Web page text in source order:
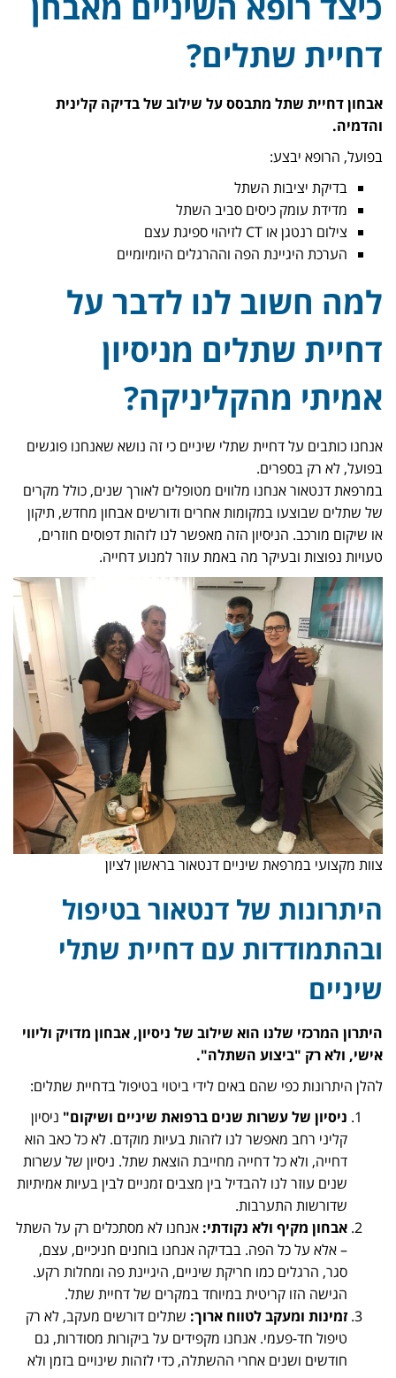
דחיית שתלים?
אבחון דחיית שתל מתבסס על שילוב של בדיקה קלינית
והדמיה.
בפועל, הרופא יבצע:
בדיקת יציבות השתל
מדידת עומק כיסים סביב השתל
צילום רנטגן או CT לזיהוי ספיגת עצם
הערכת היגיינת הפה וההרגלים היומיומיים
למה חשוב לנו לדבר על
דחיית שתלים מניסיון
אמיתי מהקליניקה?
אנחנו כותבים על דחיית שתלי שיניים כי זה נושא שאנחנו פוגשים
בפועל, לא רק בספרים.
במרפאת דנטאור אנחנו מלווים מטופלים לאורך שנים, כולל מקרים
של שתלים שבוצעו במקומות אחרים ודורשים אבחון מחדש, תיקון
או שיקום מורכב. הניסיון הזה מאפשר לנו לזהות דפוסים חוזרים,
טעויות נפוצות ובעיקר מה באמת עוזר למנוע דחייה.
צוות מקצועי במרפאת שיניים דנטאור בראשון לציון
היתרונות של דנטאור בטיפול
ובהתמודדות עם דחיית שתלי
שיניים
היתרון המרכזי שלנו הוא שילוב של ניסיון, אבחון מדויק וליווי
אישי, ולא רק "ביצוע השתלה".
להלן היתרונות כפי שהם באים לידי ביטוי בטיפול בדחיית שתלים:
ניסיון של עשרות שנים ברפואת שיניים ושיקום" ניסיון
קליני רחב מאפשר לנו לזהות בעיות מוקדם. לא כל כאב הוא
דחייה, ולא כל דחייה מחייבת הוצאת שתל. ניסיון של עשרות
שנים עוזר לנו להבדיל בין מצבים זמניים לבין בעיות אמיתיות
שדורשות התערבות.
אבחון מקיף ולא נקודתי: אנחנו לא מסתכלים רק על השתל
– אלא על כל הפה. בבדיקה אנחנו בוחנים חניכיים, עצם,
סגר, הרגלים כמו חריקת שיניים, היגיינת פה ומחלות רקע.
הגישה הזו קריטית במיוחד במקרים של דחיית שתל.
זמינות ומעקב לטווח ארוך: שתלים דורשים מעקב, לא רק
טיפול חד-פעמי. אנחנו מקפידים על ביקורות מסודרות, גם
חודשים ושנים אחרי ההשתלה, כדי לזהות שינויים בזמן ולא